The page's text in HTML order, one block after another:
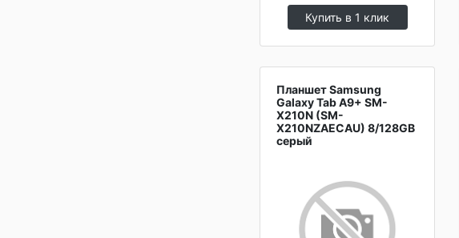
Купить в 1 клик
Планшет Samsung
Galaxy Tab A9+ SM-
X210N (SM-
X210NZAECAU) 8/128GB
серый